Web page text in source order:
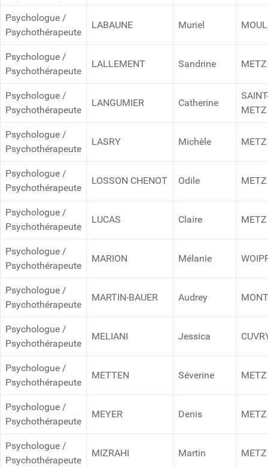
Psychologue /
Psychothérapeute
LABAUNE Muriel
Psychologue /
Psychothérapeute
LALLEMENT Sandrine METZ
Psychologue /
Psychothérapeute
LANGUMIER Catherine
METZ
Psychologue /
Psychothérapeute
LASRY Michèle METZ
Psychologue /
Psychothérapeute
LOSSON CHENOT Odile METZ
Psychologue /
Psychothérapeute
LUCAS Claire METZ
Psychologue /
Psychothérapeute
MARION Mélanie
Psychologue /
Psychothérapeute
MARTIN-BAUER Audrey
Psychologue /
Psychothérapeute
MELIANI Jessica
Psychologue /
Psychothérapeute
METTEN Séverine METZ
Psychologue /
Psychothérapeute
MEYER Denis METZ
Psychologue /
Psychothérapeute
MIZRAHI Martin METZ